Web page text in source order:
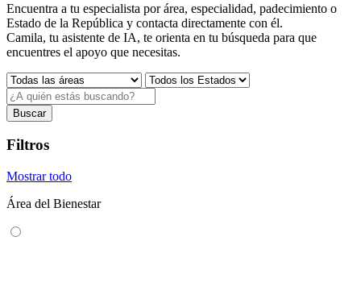
Encuentra a tu especialista por área, especialidad, padecimiento o
Estado de la República y contacta directamente con él.
Camila, tu asistente de IA, te orienta en tu búsqueda para que
encuentres el apoyo que necesitas.
Buscar
Filtros
Mostrar todo
Área del Bienestar